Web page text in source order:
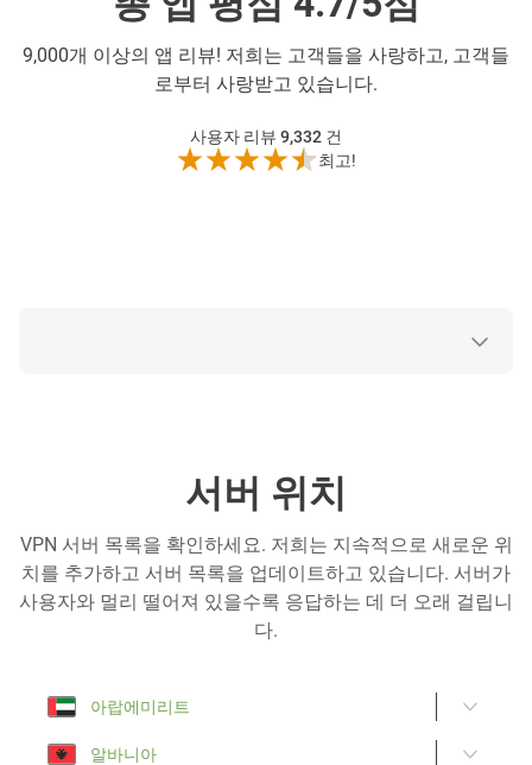
9,000개 이상의 앱 리뷰! 저희는 고객들을 사랑하고, 고객들
로부터 사랑받고 있습니다.
사용자 리뷰 9,332 건
최고!
서버 위치
VPN 서버 목록을 확인하세요. 저희는 지속적으로 새로운 위
치를 추가하고 서버 목록을 업데이트하고 있습니다. 서버가
사용자와 멀리 떨어져 있을수록 응답하는 데 더 오래 걸립니
다.
아랍에미리트
알바니아